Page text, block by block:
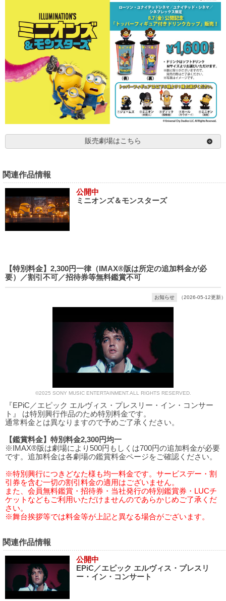
販売劇場はこちら
関連作品情報
公開中
ミニオンズ＆モンスターズ
【特別料金】2,300円一律（IMAX®版は所定の追加料金が必
要）／割引不可／招待券等無料鑑賞不可
お知らせ （2026-05-12更新）
©2025 SONY MUSIC ENTERTAINMENT.ALL RIGHTS RESERVED.
『EPiC／エピック エルヴィス・プレスリー・イン・コンサー
ト』 は特別興行作品のため特別料金です。
通常料金とは異なりますので予めご了承ください。
【鑑賞料金】特別料金2,300円均一
※IMAX®版は劇場により500円もしくは700円の追加料金が必要
です。追加料金は各劇場の鑑賞料金ページをご確認ください。
※特別興行につきどなた様も均一料金です。サービスデー・割
引券を含む一切の割引料金の適用はございません。
また、会員無料鑑賞・招待券・当社発行の特別鑑賞券・LUCチ
ケットなどもご利用いただけませんのであらかじめご了承くだ
さい。
※舞台挨拶等では料金等が上記と異なる場合がございます。
関連作品情報
公開中
EPiC／エピック エルヴィス・プレスリ
ー・イン・コンサート